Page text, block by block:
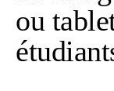
ou